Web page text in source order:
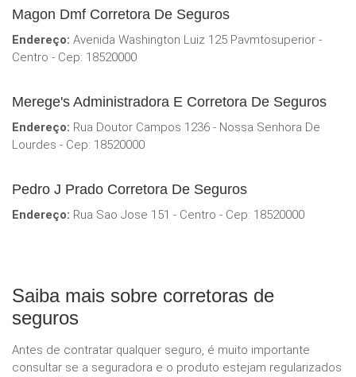
Magon Dmf Corretora De Seguros
Endereço: Avenida Washington Luiz 125 Pavmtosuperior -
Centro - Cep: 18520000
Merege's Administradora E Corretora De Seguros
Endereço: Rua Doutor Campos 1236 - Nossa Senhora De
Lourdes - Cep: 18520000
Pedro J Prado Corretora De Seguros
Endereço: Rua Sao Jose 151 - Centro - Cep: 18520000
Saiba mais sobre corretoras de
seguros
Antes de contratar qualquer seguro, é muito importante
consultar se a seguradora e o produto estejam regularizados